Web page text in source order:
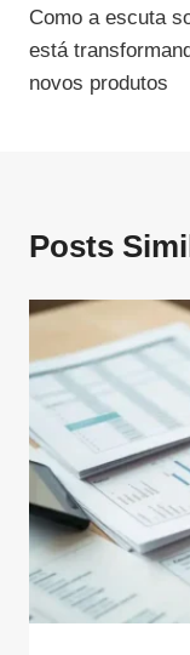
De
Post
Como a escuta
está
novos produtos
Posts